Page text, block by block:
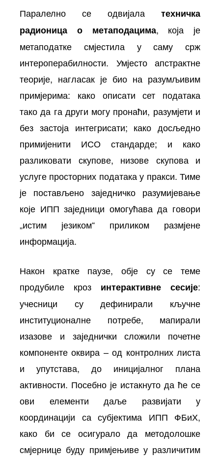
Паралелно се одвијала техничка
радионица о метаподацима, која је
метаподатке смјестила у саму срж
интероперабилности. Умјесто апстрактне
теорије, нагласак је био на разумљивим
примјерима: како описати сет података
тако да га други могу пронаћи, разумјети и
без застоја интегрисати; како досљедно
примијенити ИСО стандарде; и како
разликовати скупове, низове скупова и
услуге просторних података у пракси. Тиме
је постављено заједничко разумијевање
које ИПП заједници омогућава да говори
„истим језиком“ приликом размјене
информација.
Након кратке паузе, обје су се теме
продубиле кроз интерактивне сесије:
учесници су дефинирали кључне
институционалне потребе, мапирали
изазове и заједнички сложили почетне
компоненте оквира – од контролних листа
и упутстава, до иницијалног плана
активности. Посебно је истакнуто да ће се
ови елементи даље развијати у
координацији са субјектима ИПП ФБиХ,
како би се осигурало да методолошке
смјернице буду примјењиве у различитим